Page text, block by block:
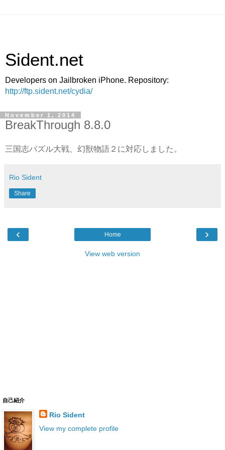
Sident.net
Developers on Jailbroken iPhone. Repository:
http://ftp.sident.net/cydia/
November 1, 2014
BreakThrough 8.8.0
三国志パズル大戦、幻獣物語２に対応しました。
Rio Sident
Share
‹ ›
Home
View web version
自己紹介
Rio Sident
View my complete profile